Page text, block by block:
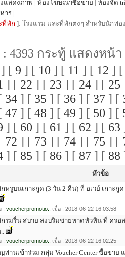
แสดงภาพ | ห้องโฆษณาซื้อขาย | ห้องจัด
าร |
ที่พัก ]: โรงแรม และที่พักต่งๆ สำหรับนักท่อ
4393 กระทู้ แสดงหน้
] [ 9 ] [ 10 ] [ 11 ] [ 12 ]
] [ 22 ] [ 23 ] [ 24 ] [ 25
34 ] [ 35 ] [ 36 ] [ 37 ] [
47 ] [ 48 ] [ 49 ] [ 50 ] [
] [ 60 ] [ 61 ] [ 62 ] [ 63
72 ] [ 73 ] [ 74 ] [ 75 ] [
] [ 85 ] [ 86 ] [ 87 ] [ 88
หัวข้อ
หรูบนเกาะกูด (3 วัน 2 คืน) ที่ อเวย์ เกาะกู
: voucherpromotio.. เมื่อ : 2018-06-22 16:03:58
ร่มรื่น สบาย สงบริมชายหาดหัวหิน ที่ ครอ
: voucherpromotio.. เมื่อ : 2018-06-22 16:02:25
ท่านเข้าร่วม กลุ่ม Voucher Center ซื้อขาย